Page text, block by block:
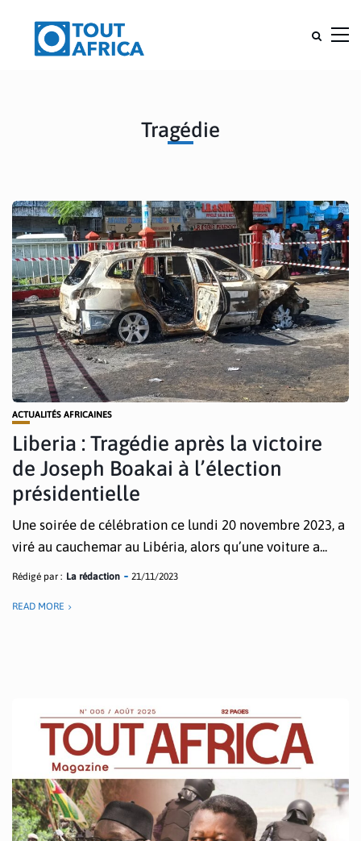
Tragédie
ACTUALITÉS AFRICAINES
Liberia : Tragédie après la victoire
de Joseph Boakai à l’élection
présidentielle
Une soirée de célébration ce lundi 20 novembre 2023, a
viré au cauchemar au Libéria, alors qu’une voiture a...
Rédigé par : La rédaction 21/11/2023
READ MORE